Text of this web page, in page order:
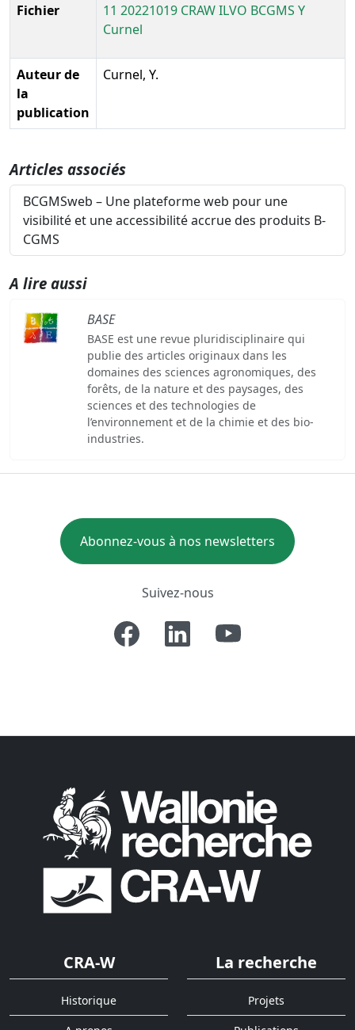
Fichier
11 20221019 CRAW ILVO BCGMS Y
Curnel
Auteur de
la
publication
Curnel, Y.
Articles associés
BCGMSweb – Une plateforme web pour une
visibilité et une accessibilité accrue des produits B-
CGMS
A lire aussi
BASE
BASE est une revue pluridisciplinaire qui
publie des articles originaux dans les
domaines des sciences agronomiques, des
forêts, de la nature et des paysages, des
sciences et des technologies de
l’environnement et de la chimie et des bio-
industries.
Abonnez-vous à nos newsletters
Suivez-nous
CRA-W
Historique
La recherche
Projets